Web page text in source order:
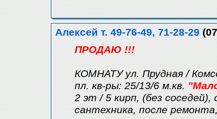
Алексей т. 49-76-49, 71-28-29
ПРОДАЮ !!!
КОМНАТУ ул. Прудная /
пл. кв-ры: 25/13/6 м.кв.
2 эт / 5 кирп, (без соседей),
сантехника, после